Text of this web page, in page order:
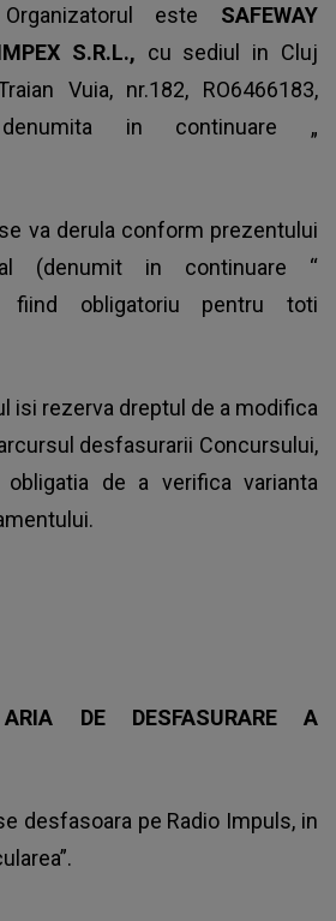
este SAFEWAY
S.R.L., cu sediul in Cluj
Vuia, nr.182, RO6466183,
denumita in continuare „
derula conform prezentului
(denumit in continuare “
fiind obligatoriu pentru toti
rezerva dreptul de a modifica
desfasurarii Concursului,
de a verifica varianta
DE DESFASURARE A
pe Radio Impuls, in